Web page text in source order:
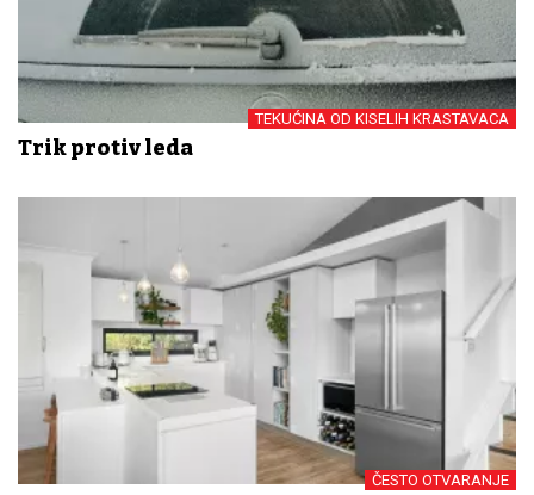
TEKUĆINA OD KISELIH KRASTAVACA
Trik protiv leda
ČESTO OTVARANJE